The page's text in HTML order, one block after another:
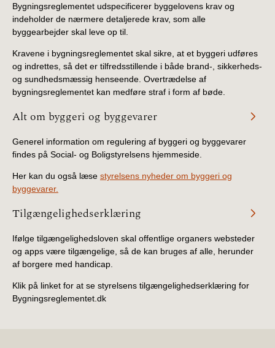
BR18 (10/3-30/6
2020)
BR18 (1/1-9/3 2020)
BR18 (4/7-31/12
2019)
BR18 (1/1-4/7 2019)
BR18 (1/7-31/12
2018)
BR15 (2015-2018)
2010)
Bygningsreglementet udspecificerer byggelovens krav og
indeholder de nærmere detaljerede krav, som alle
byggearbejder skal leve op til.
Kravene i bygningsreglementet skal sikre, at et byggeri udføres
og indrettes, så det er tilfredsstillende i både brand-, sikkerheds-
og sundhedsmæssig henseende. Overtrædelse af
bygningsreglementet kan medføre straf i form af bøde.
Alt om byggeri og byggevarer
Generel information om regulering af byggeri og byggevarer
findes på Social- og Boligstyrelsens hjemmeside.
Her kan du også læse styrelsens nyheder om byggeri og
byggevarer.
Tilgængelighedserklæring
Ifølge tilgængelighedsloven skal offentlige organers websteder
og apps være tilgængelige, så de kan bruges af alle, herunder
af borgere med handicap.
Klik på linket for at se styrelsens tilgængelighedserklæring for
Bygningsreglementet.dk